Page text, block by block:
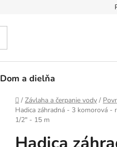
Dom a dielňa
Domov
/ Závlaha a čerpanie vody /
Hadica záhradná - 3 komorová -
1/2" - 15 m